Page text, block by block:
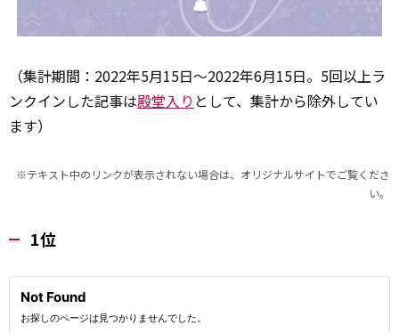
（集計期間：2022年5月15日～2022年6月15日。5回以上ラ
ンクインした記事は殿堂入り として、集計から除外してい
ます）
※テキスト中のリンクが表示されない場合は、オリジナルサイトでご覧くださ
い。
1位